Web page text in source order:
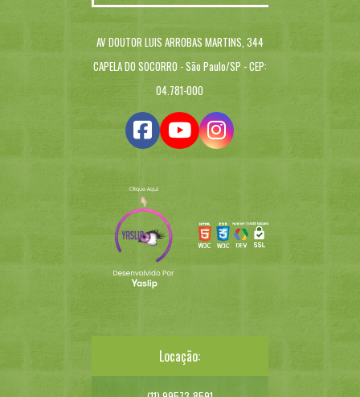
AV DOUTOR LUIS ARROBAS MARTINS, 344
CAPELA DO SOCORRO - São Paulo/SP - CEP:
04.781-000
Locação: